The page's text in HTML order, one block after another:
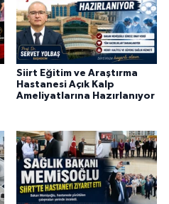
Siirt Eğitim ve Araştırma
Hastanesi Açık Kalp
Ameliyatlarına Hazırlanıyor